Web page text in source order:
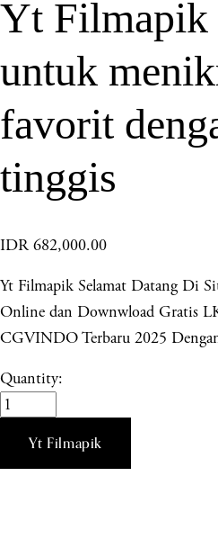
Yt Filmapik
untuk
favorit
tinggis
IDR 682,000.00
Yt Filmapik Selamat Datang Di
Online dan Downwload Gratis
CGVINDO Terbaru 2025
Quantity:
Yt Filmapik